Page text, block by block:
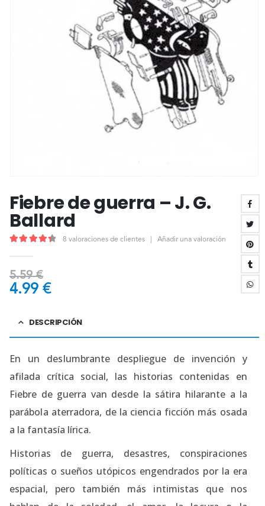
Fiebre de guerra – J. G.
Ballard
8 valoraciones de clientes Añadir una valoración
5.59€
4.99 €
DESCRIPCIÓN
En un deslumbrante despliegue de invención y
afilada crítica social, las historias contenidas en
Fiebre de guerra van desde la sátira hilarante a la
parábola aterradora, de la ciencia ficción más osada
a la fantasía lírica.
Historias de guerra, desastres, conspiraciones
políticas o sueños utópicos engendrados por la era
espacial, pero también más intimistas que nos